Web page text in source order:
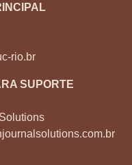
rio.br
SUPORTE